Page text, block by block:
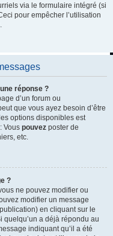
via le formulaire intégré (si
pour empêcher l’utilisation
réponse ?
d’un forum ou
que vous ayez besoin d’être
options disponibles est
Vous pouvez poster de
etc.
?
ne pouvez modifier ou
modifier un message
en cliquant sur le
a déjà répondu au
indiquant qu’il a été